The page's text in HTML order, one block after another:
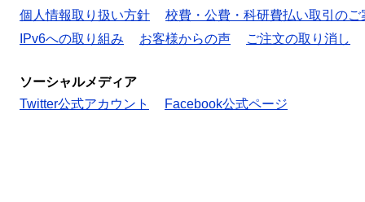
個人情報取り扱い方針
校費・公費・科研費払い取引のご
IPv6への取り組み
お客様からの声 ご注文の取り消し
ソーシャルメディア
Twitter公式アカウント
Facebook公式ページ